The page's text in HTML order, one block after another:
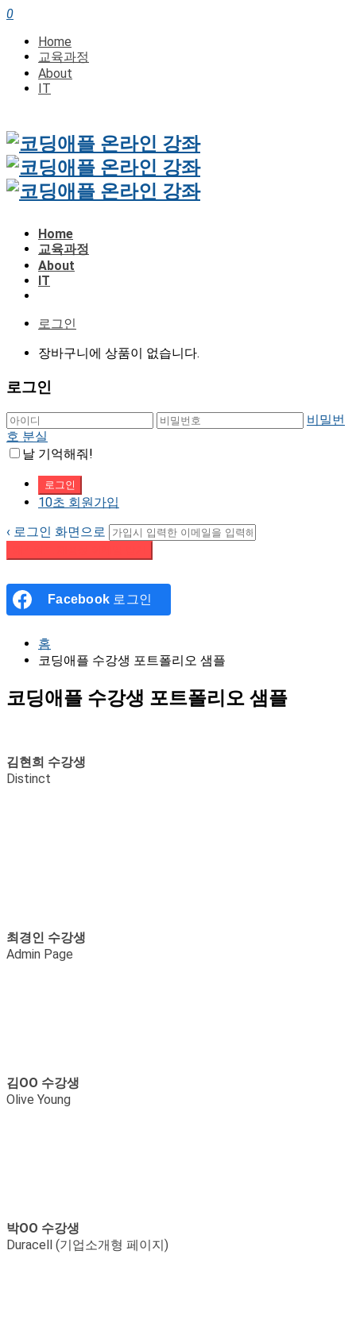
0
Home
교육과정
About
IT
Home
교육과정
About
IT
로그인
장바구니에 상품이 없습니다.
로그인
비밀번
호 분실
날 기억해줘!
10초 회원가입
‹ 로그인 화면으로
Facebook 로그인
홈
코딩애플 수강생 포트폴리오 샘플
코딩애플 수강생 포트폴리오 샘플
김현희 수강생
Distinct
최경인 수강생
Admin Page
김OO 수강생
Olive Young
박OO 수강생
Duracell (기업소개형 페이지)